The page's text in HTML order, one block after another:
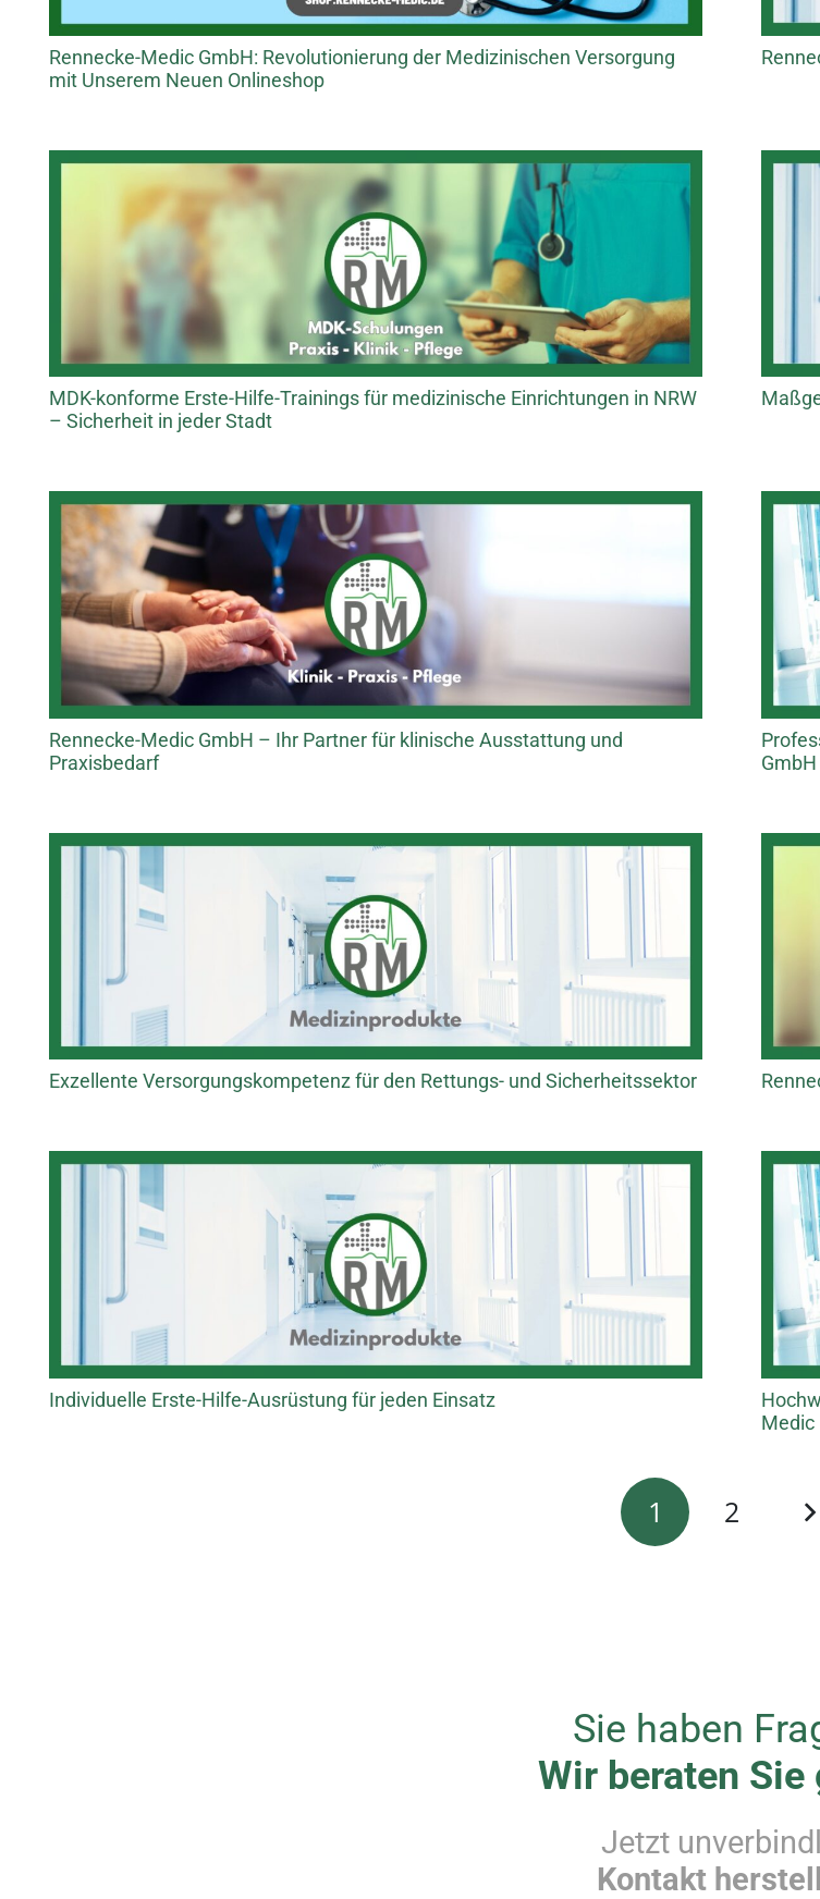
Rennecke-Medic GmbH: Revolutionierung der Medizinischen Versorgung
mit Unserem Neuen Onlineshop
MDK-konforme Erste-Hilfe-Trainings für medizinische Einrichtungen in NRW
– Sicherheit in jeder Stadt
Rennecke-Medic GmbH – Ihr Partner für klinische Ausstattung und
Praxisbedarf
Exzellente Versorgungskompetenz für den Rettungs- und Sicherheitssektor
Individuelle Erste-Hilfe-Ausrüstung für jeden Einsatz
Medic
1 2
Sie haben
Wir beraten Sie
Jetzt
Kontakt